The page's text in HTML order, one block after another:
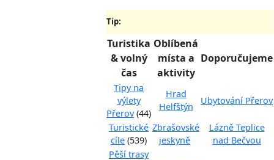
Tip:
Turistika
& volný
čas
Oblíbená
místa a
aktivity
Doporučujeme
Tipy na
výlety
Přerov(44)
Hrad
Helfštýn
Ubytování Přerov
Turistické
cíle (539)
Zbrašovské
jeskyně
Lázně Teplice
nad Bečvou
Pěší trasy